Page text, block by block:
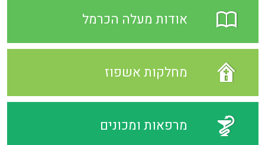
אודות מעלה הכרמל
מחלקות אשפוז
מרפאות ומכונים